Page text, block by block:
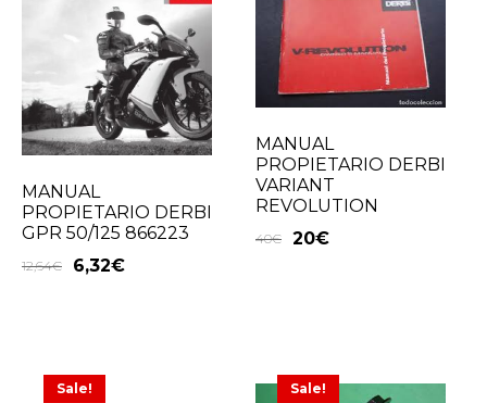
MANUAL
PROPIETARIO DERBI
GPR 50/125 866223
12,64€ 6,32€
MANUAL
PROPIETARIO DERBI
VARIANT
REVOLUTION
40€ 20€
Sale! Sale!